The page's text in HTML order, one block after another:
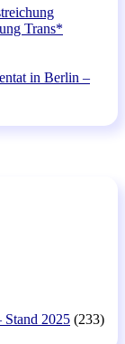
Trans*
in Berlin –
Stand 2025 (233)